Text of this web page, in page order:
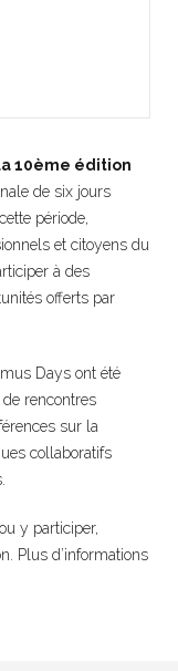
10ème édition
de six jours
période,
et citoyens du
à des
offerts par
Days ont été
de rencontres
sur la
collaboratifs
y participer,
Plus d’informations